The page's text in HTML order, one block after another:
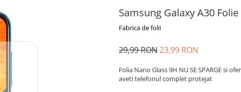
Samsung Galaxy A30
Fabrica de folii
29,99 RON23,99 RON
Folia Nano Glass 9H NU SE SPARGE si
aveti telefonul complet protejat